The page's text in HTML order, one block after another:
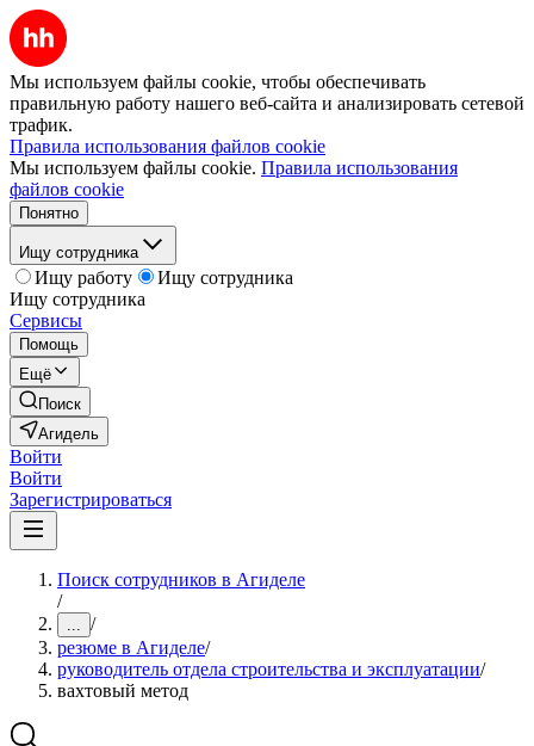
Мы используем файлы cookie, чтобы обеспечивать
правильную работу нашего веб-сайта и анализировать сетевой
трафик.
Правила использования файлов cookie
Мы используем файлы cookie. Правила использования
файлов cookie
Понятно
Ищу сотрудника
Ищу работу
Ищу сотрудника
Ищу сотрудника
Сервисы
Помощь
Ещё
Поиск
Агидель
Войти
Войти
Зарегистрироваться
Поиск сотрудников в Агиделе
/
... /
резюме в Агиделе/
руководитель отдела строительства и эксплуатации/
вахтовый метод